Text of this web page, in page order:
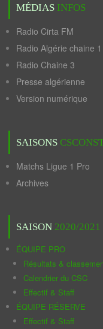
MÉDIAS INFOS
Radio Cirta FM
Radio Algérie chaine 1
Radio Chaine 3
Presse algérienne
Version numérique
SAISONS
Matchs Ligue 1 Pro
Archives
SAISON 2020/2021
ÉQUIPE PRO
Résultats &
Calendrier du CSC
Effectif & Staff
ÉQUIPE RÉSERVE
Effectif & Staff